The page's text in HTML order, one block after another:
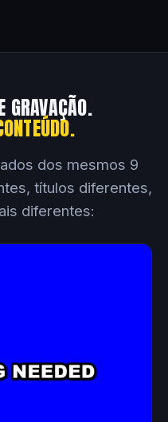
GRAVAÇÃO.
dos mesmos 9
títulos diferentes,
diferentes: